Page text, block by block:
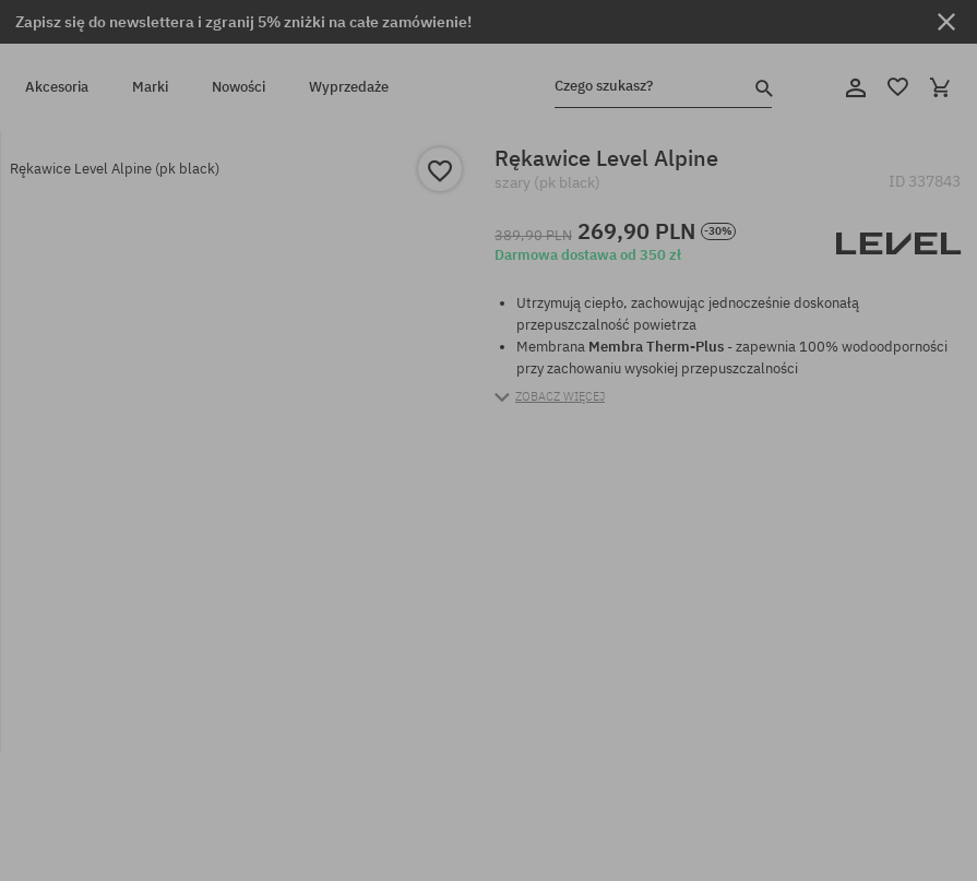
Zapisz się do newslettera i zgranij 5% zniżki na całe zamówienie!
Akcesoria Marki Nowości Wyprzedaże Czego szukasz?
Rękawice Level Alpine (pk black) Rękawice Level Alpine
szary (pk black) ID 337843
389,90 PLN 269,90 PLN -30%
Darmowa dostawa od 350 zł
Utrzymują ciepło, zachowując jednocześnie doskonałą
przepuszczalność powietrza
Membrana Membra Therm-Plus - zapewnia 100% wodoodporności
przy zachowaniu wysokiej przepuszczalności
ZOBACZ WIĘCEJ